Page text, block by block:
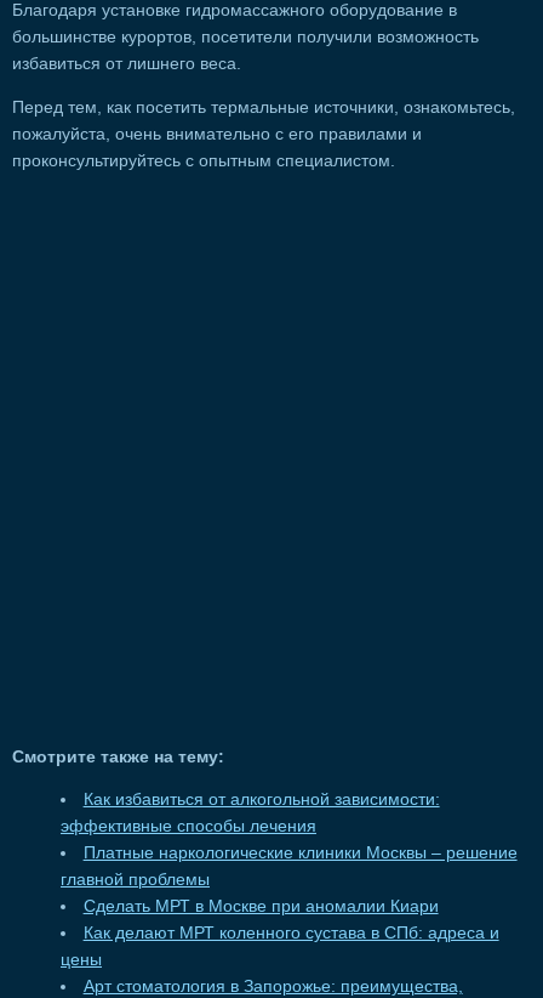
Благодаря установке гидромассажного оборудование в
большинстве курортов, посетители получили возможность
избавиться от лишнего веса.
Перед тем, как посетить термальные источники, ознакомьтесь,
пожалуйста, очень внимательно с его правилами и
проконсультируйтесь с опытным специалистом.
Смотрите также на тему:
Как избавиться от алкогольной зависимости:
эффективные способы лечения
Платные наркологические клиники Москвы – решение
главной проблемы
Сделать МРТ в Москве при аномалии Киари
Как делают МРТ коленного сустава в СПб: адреса и
цены
Арт стоматология в Запорожье: преимущества,